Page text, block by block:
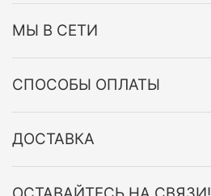
МЫ В СЕТИ
СПОСОБЫ ОПЛАТЫ
ДОСТАВКА